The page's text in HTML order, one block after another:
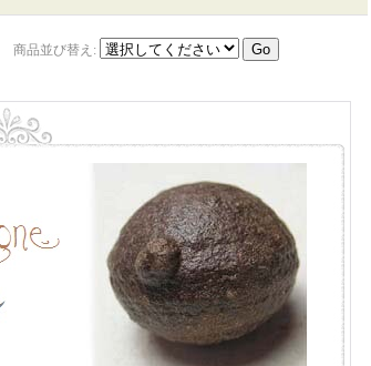
商品並び替え :